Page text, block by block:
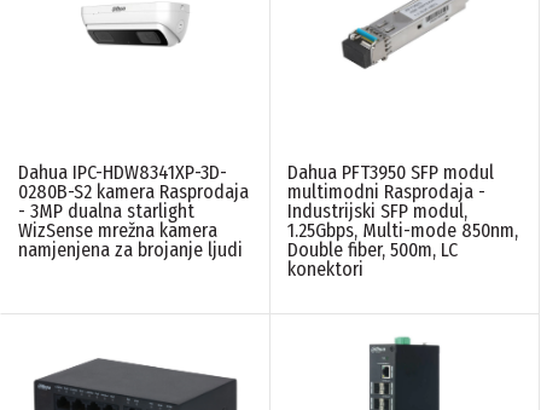
Dahua IPC-HDW8341XP-3D-
0280B-S2 kamera Rasprodaja
- 3MP dualna starlight
WizSense mrežna kamera
namjenjena za brojanje ljudi
Dahua PFT3950 SFP modul
multimodni Rasprodaja -
Industrijski SFP modul,
1.25Gbps, Multi-mode 850nm,
Double fiber, 500m, LC
konektori